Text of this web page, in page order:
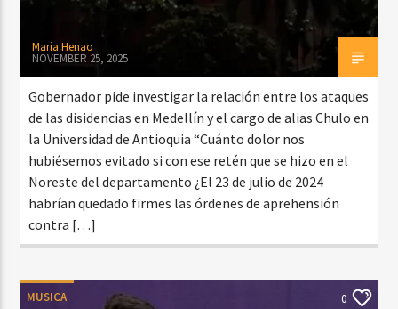
Maria Henao
NOVEMBER 25, 2025
Gobernador pide investigar la relación entre los ataques
de las disidencias en Medellín y el cargo de alias Chulo en
la Universidad de Antioquia “Cuánto dolor nos
hubiésemos evitado si con ese retén que se hizo en el
Noreste del departamento ¿El 23 de julio de 2024
habrían quedado firmes las órdenes de aprehensión
contra […]
MUSICA 0